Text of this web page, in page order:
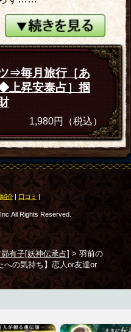
⇒毎月旅行［あ
上昇安泰占］掴
1,980円（税込）
介|口コミ |
Rights Reserved.
有子[妖神伝承占]> 羽前の
への気持ち】恋人or友達or